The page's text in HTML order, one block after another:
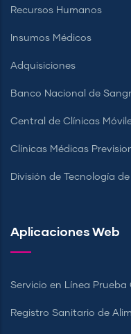
Recursos Humanos
Insumos Médicos
Adquisiciones
Banco Nacional de
Central de Clínicas
Clínicas Médicas
División de Tecnología
Aplicaciones Web
Servicio en Línea Prueba
Registro Sanitario de